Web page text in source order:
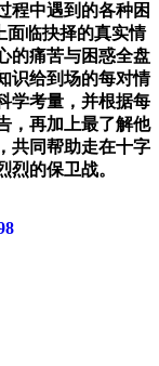
程中遇到的各种困
面临抉择的真实情
的痛苦与困惑全盘
识给到场的每对情
学考量，并根据每
，再加上最了解他
共同帮助走在十字
烈的保卫战。